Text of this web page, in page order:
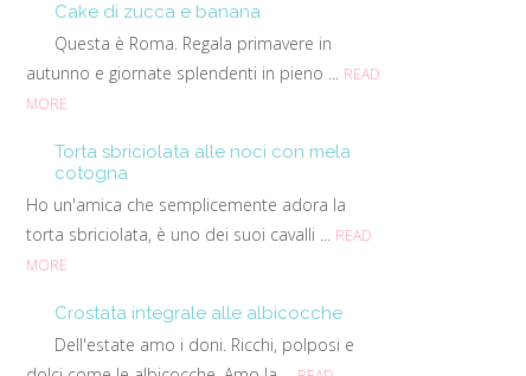
Cake di zucca e banana
Questa è Roma. Regala primavere in
autunno e giornate splendenti in pieno ... READ
MORE
Torta sbriciolata alle noci con mela
cotogna
Ho un'amica che semplicemente adora la
torta sbriciolata, è uno dei suoi cavalli ... READ
MORE
Crostata integrale alle albicocche
Dell'estate amo i doni. Ricchi, polposi e